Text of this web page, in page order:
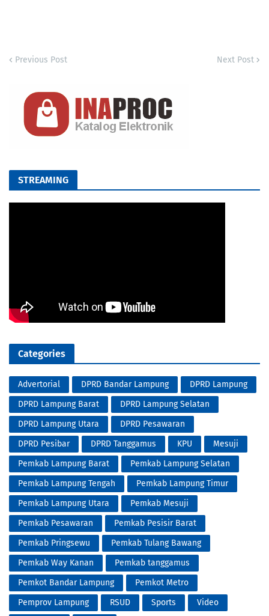
Previous Post Next Post
STREAMING
Categories
Advertorial DPRD Bandar Lampung
DPRD Lampung
DPRD Lampung Barat
DPRD Lampung Selatan
DPRD Lampung Utara
DPRD Pesawaran
DPRD Pesibar
DPRD Tanggamus KPU
Mesuji
Pemkab Lampung Barat
Pemkab Lampung Selatan
Pemkab Lampung Tengah
Pemkab Lampung Timur
Pemkab Lampung Utara
Pemkab Mesuji
Pemkab Pesawaran
Pemkab Pesisir Barat
Pemkab Pringsewu
Pemkab Tulang Bawang
Pemkab Way Kanan
Pemkab tanggamus
Pemkot Bandar Lampung
Pemkot Metro
Pemprov Lampung
RSUD Sports
Video